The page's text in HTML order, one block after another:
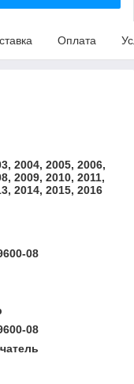
Оплата
2004, 2005, 2006,
2009, 2010, 2011,
2014, 2015, 2016
08
08